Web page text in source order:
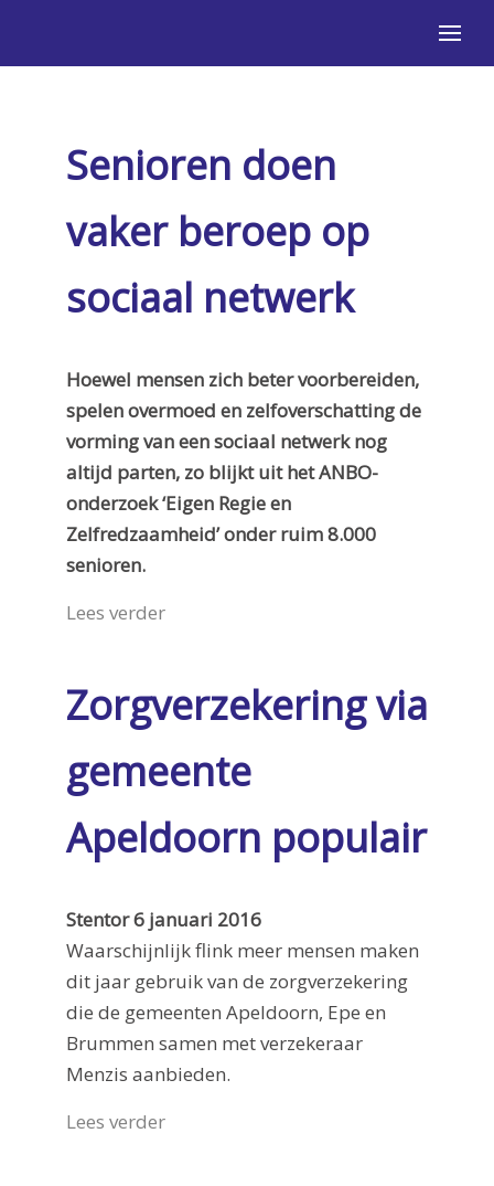
Senioren doen
vaker beroep op
sociaal netwerk
Hoewel mensen zich beter voorbereiden,
spelen overmoed en zelfoverschatting de
vorming van een sociaal netwerk nog
altijd parten, zo blijkt uit het ANBO-
onderzoek ‘Eigen Regie en
Zelfredzaamheid’ onder ruim 8.000
senioren.
Lees verder
Zorgverzekering via
gemeente
Apeldoorn populair
Stentor 6 januari 2016
Waarschijnlijk flink meer mensen maken
dit jaar gebruik van de zorgverzekering
die de gemeenten Apeldoorn, Epe en
Brummen samen met verzekeraar
Menzis aanbieden.
Lees verder